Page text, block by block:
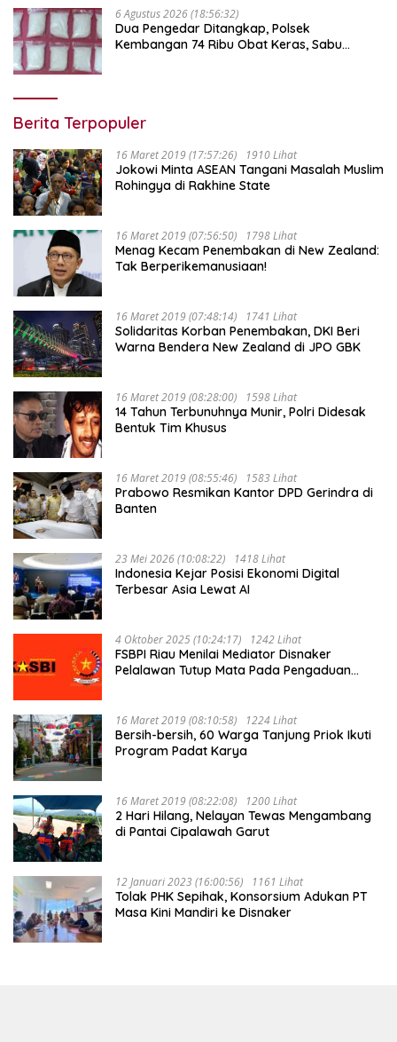
6 Agustus 2026 (18:56:32)
Dua Pengedar Ditangkap, Polsek
Kembangan 74 Ribu Obat Keras, Sabu
Berita Terpopuler
16 Maret 2019 (17:57:26) 1910 Lihat
Jokowi Minta ASEAN Tangani Masalah Muslim
Rohingya di Rakhine State
16 Maret 2019 (07:56:50) 1798 Lihat
Menag Kecam Penembakan di New Zealand:
Tak Berperikemanusiaan!
16 Maret 2019 (07:48:14) 1741 Lihat
Solidaritas Korban Penembakan, DKI Beri
Warna Bendera New Zealand di JPO GBK
16 Maret 2019 (08:28:00) 1598 Lihat
14 Tahun Terbunuhnya Munir, Polri Didesak
Bentuk Tim Khusus
16 Maret 2019 (08:55:46) 1583 Lihat
Prabowo Resmikan Kantor DPD Gerindra di
Banten
23 Mei 2026 (10:08:22) 1418 Lihat
Indonesia Kejar Posisi Ekonomi Digital
Terbesar Asia Lewat AI
4 Oktober 2025 (10:24:17) 1242 Lihat
FSBPI Riau Menilai Mediator Disnaker
Pelalawan Tutup Mata Pada Pengaduan
16 Maret 2019 (08:10:58) 1224 Lihat
Bersih-bersih, 60 Warga Tanjung Priok Ikuti
Program Padat Karya
16 Maret 2019 (08:22:08) 1200 Lihat
2 Hari Hilang, Nelayan Tewas Mengambang
di Pantai Cipalawah Garut
12 Januari 2023 (16:00:56) 1161 Lihat
Tolak PHK Sepihak, Konsorsium Adukan PT
Masa Kini Mandiri ke Disnaker